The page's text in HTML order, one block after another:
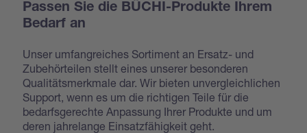
Passen Sie die BÜCHI-Produkte Ihrem
Bedarf an
Unser umfangreiches Sortiment an Ersatz- und
Zubehörteilen stellt eines unserer besonderen
Qualitätsmerkmale dar. Wir bieten unvergleichlichen
Support, wenn es um die richtigen Teile für die
bedarfsgerechte Anpassung Ihrer Produkte und um
deren jahrelange Einsatzfähigkeit geht.